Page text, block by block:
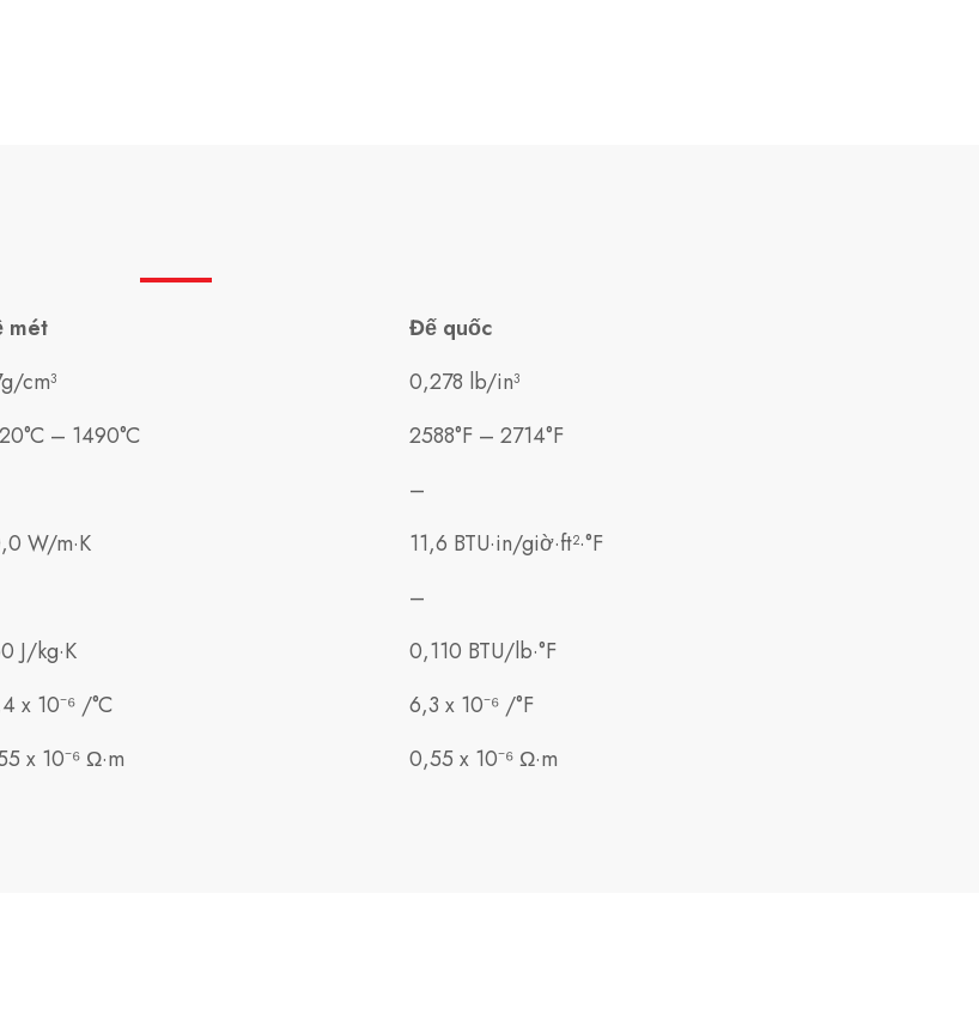
mét
Đế quốc
cm³
0,278 lb/in³
– 1490°C
2588°F – 2714°F
–
W/m·K
11,6 BTU·in/giờ·ft²·°F
–
J/kg·K
0,110 BTU/lb·°F
x 10⁻⁶ /°C
6,3 x 10⁻⁶ /°F
x 10⁻⁶ Ω·m 0,55 x 10⁻⁶ Ω·m